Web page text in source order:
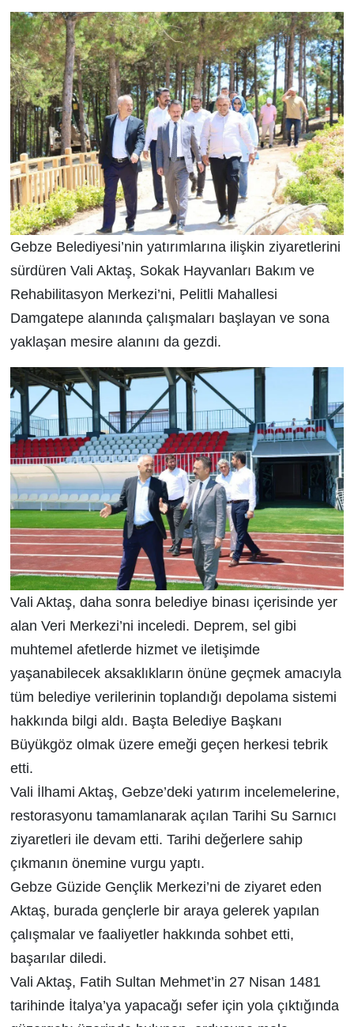
Gebze Belediyesi’nin yatırımlarına ilişkin ziyaretlerini
sürdüren Vali Aktaş, Sokak Hayvanları Bakım ve
Rehabilitasyon Merkezi’ni, Pelitli Mahallesi
Damgatepe alanında çalışmaları başlayan ve sona
yaklaşan mesire alanını da gezdi.
Vali Aktaş, daha sonra belediye binası içerisinde yer
alan Veri Merkezi’ni inceledi. Deprem, sel gibi
muhtemel afetlerde hizmet ve iletişimde
yaşanabilecek aksaklıkların önüne geçmek amacıyla
tüm belediye verilerinin toplandığı depolama sistemi
hakkında bilgi aldı. Başta Belediye Başkanı
Büyükgöz olmak üzere emeği geçen herkesi tebrik
etti.
Vali İlhami Aktaş, Gebze’deki yatırım incelemelerine,
restorasyonu tamamlanarak açılan Tarihi Su Sarnıcı
ziyaretleri ile devam etti. Tarihi değerlere sahip
çıkmanın önemine vurgu yaptı.
Gebze Güzide Gençlik Merkezi’ni de ziyaret eden
Aktaş, burada gençlerle bir araya gelerek yapılan
çalışmalar ve faaliyetler hakkında sohbet etti,
başarılar diledi.
Vali Aktaş, Fatih Sultan Mehmet’in 27 Nisan 1481
tarihinde İtalya’ya yapacağı sefer için yola çıktığında